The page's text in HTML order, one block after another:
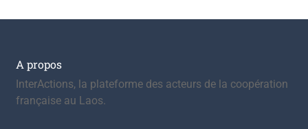
l’article
A propos
InterActions, la plateforme des acteurs de la coopération
française au Laos.